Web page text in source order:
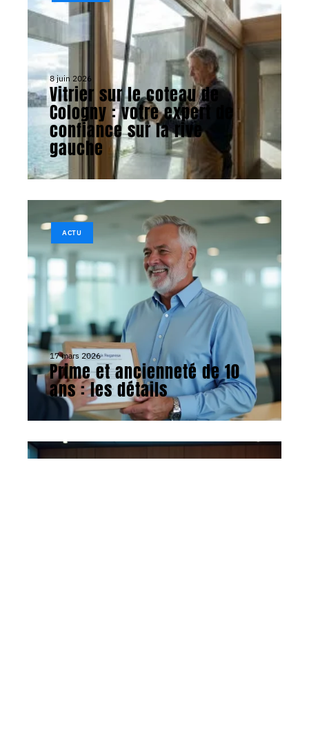
8 juin 2026
Vitrier sur le coteau de
Cologny : votre expert de
confiance sur la rive
gauche
ACTU
17 mars 2026
Prime et ancienneté de 10
ans : les détails